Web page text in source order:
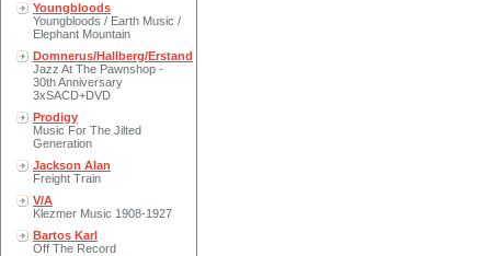
Youngbloods
Youngbloods / Earth Music /
Elephant Mountain
Domnerus/Hallberg/Erstand
Jazz At The Pawnshop -
30th Anniversary
3xSACD+DVD
Prodigy
Music For The Jilted
Generation
Jackson Alan
Freight Train
V/A
Klezmer Music 1908-1927
Bartos Karl
Off The Record